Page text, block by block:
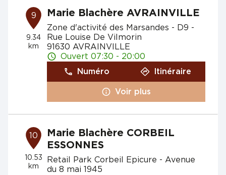
9
9.34
km
Marie Blachère AVRAINVILLE
Zone d'activité des Marsandes - D9 -
Rue Louise De Vilmorin
91630 AVRAINVILLE
Ouvert 07:30 - 20:00
Numéro
Itinéraire
Voir plus
10
10.53
km
Marie Blachère CORBEIL
ESSONNES
Retail Park Corbeil Epicure - Avenue
du 8 mai 1945